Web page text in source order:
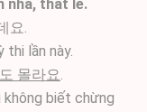
nhã, thất lễ.
요.
thi lần này.
몰라요.
không biết chừng